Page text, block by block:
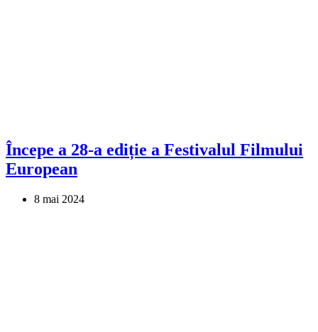
Începe a 28-a ediție a Festivalul Filmului
European
8 mai 2024